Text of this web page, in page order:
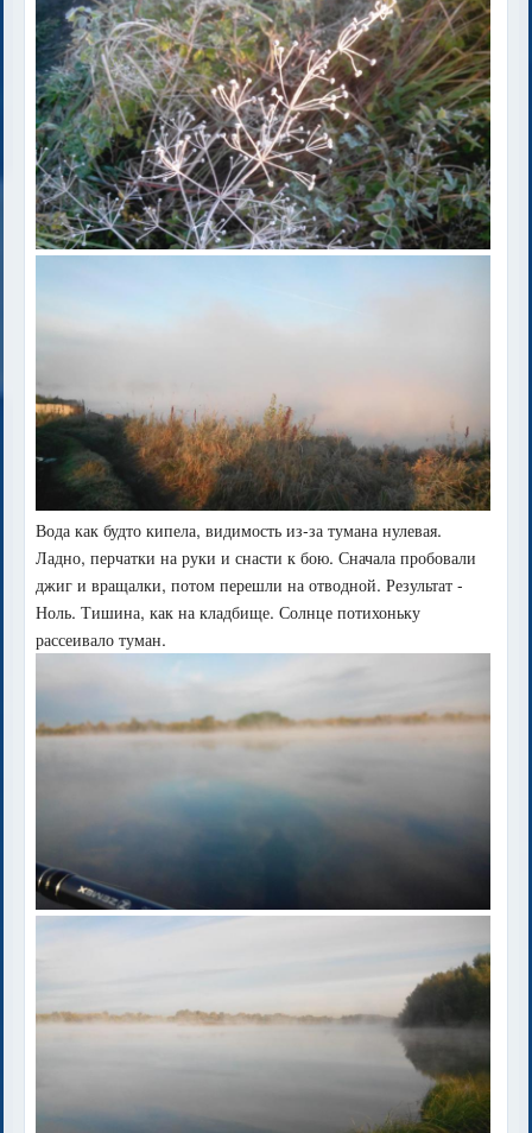
Вода как будто кипела, видимость из-за тумана нулевая.
Ладно, перчатки на руки и снасти к бою. Сначала пробовали
джиг и вращалки, потом перешли на отводной. Результат -
Ноль. Тишина, как на кладбище. Солнце потихоньку
рассеивало туман.